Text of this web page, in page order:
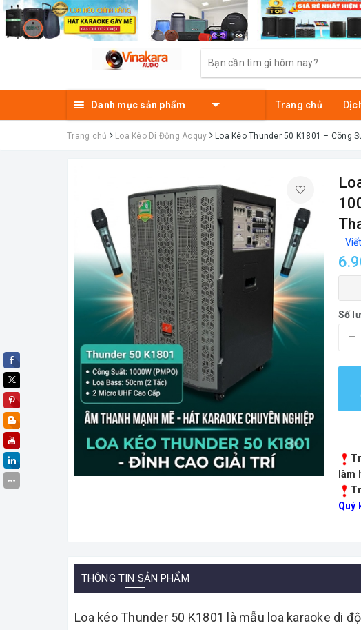
Danh mục sản phẩm Trang chủ
Trang chủ Loa Kéo Di Động Acquy Loa Kéo Thunder 50 K1801 – Công
Số
–
làm
Quý
THÔNG TIN SẢN PHẨM
Loa kéo Thunder 50 K1801 là mẫu loa karaoke di